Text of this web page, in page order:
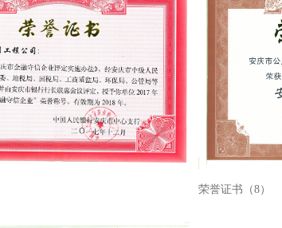
荣誉证书（8）